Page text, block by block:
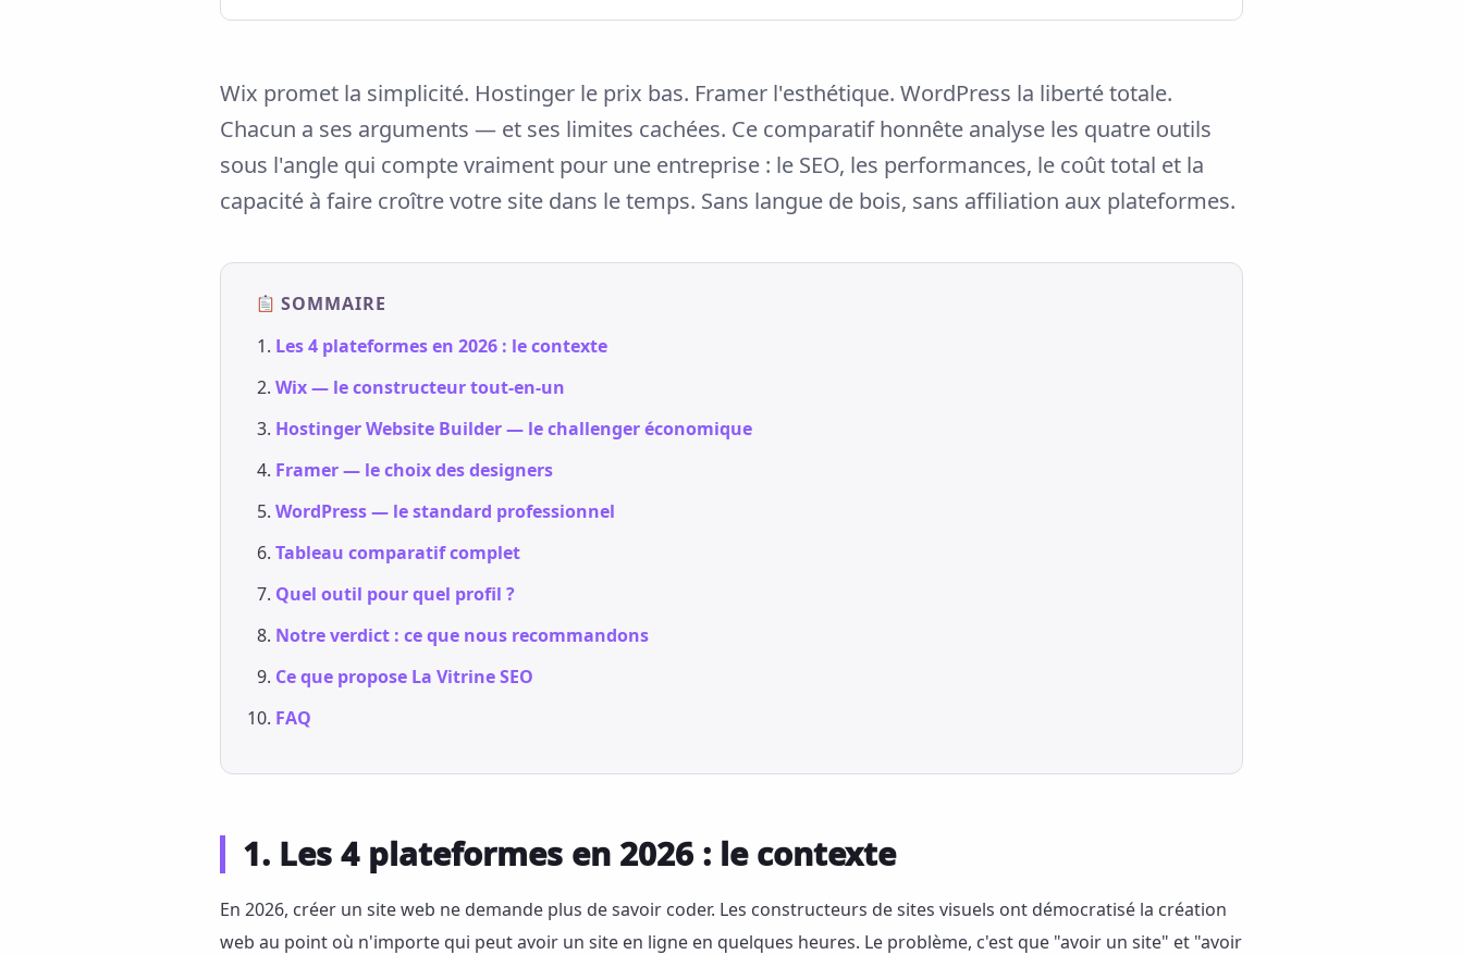
Wix promet la simplicité. Hostinger le prix bas. Framer l'esthétique. WordPress la liberté totale.
Chacun a ses arguments — et ses limites cachées. Ce comparatif honnête analyse les quatre outils
sous l'angle qui compte vraiment pour une entreprise : le SEO, les performances, le coût total et la
capacité à faire croître votre site dans le temps. Sans langue de bois, sans affiliation aux plateformes.
SOMMAIRE
Les 4 plateformes en 2026 : le contexte
Wix — le constructeur tout-en-un
Hostinger Website Builder — le challenger économique
Framer — le choix des designers
WordPress — le standard professionnel
Tableau comparatif complet
Quel outil pour quel profil ?
Notre verdict : ce que nous recommandons
Ce que propose La Vitrine SEO
FAQ
1. Les 4 plateformes en 2026 : le contexte
En 2026, créer un site web ne demande plus de savoir coder. Les constructeurs de sites visuels ont démocratisé la création
web au point où n'importe qui peut avoir un site en ligne en quelques heures. Le problème, c'est que "avoir un site" et "avoir